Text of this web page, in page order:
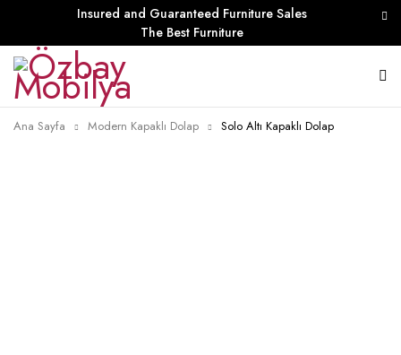
Insured and Guaranteed Furniture Sales
The Best Furniture
Ana Sayfa Modern Kapaklı Dolap Solo Altı Kapaklı Dolap